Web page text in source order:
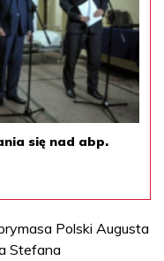
się nad abp.
Polski Augusta
Stefana